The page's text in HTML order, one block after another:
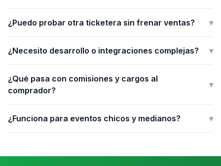
¿Puedo probar otra ticketera sin frenar ventas? ▾
¿Necesito desarrollo o integraciones complejas? ▾
¿Qué pasa con comisiones y cargos al
comprador?
▾
¿Funciona para eventos chicos y medianos? ▾